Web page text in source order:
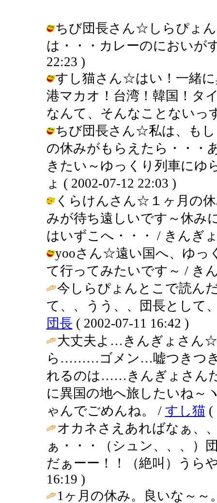
ちび団長さん☆しらぴょ
は・・・カレーのにおいが
22:23 )
すし猫さん☆はい！一緒
港マカオ！台湾！韓国！
なんて、そんなことないっ
ちび団長さん☆私は、も
の休みがもらえたら・・・
きたい～ゆっくり列車にゆ
ょ ( 2002-07-12 22:03 )
くらけんさん☆１ヶ月の
みが待ち遠しいです～休み
はいずこへ・・・ / きんぎ
yooさん☆遠い国へ、ゆっ
て行ってみたいです～ / き
今しらぴょんとこで読ん
て、、うう、、団長として
団長 ( 2002-07-11 16:42 )
大丈夫よ…きんぎょさん
ら………ゴメン…嘘つきつ
れるのは……きんぎょさん
に異国の地へ旅したいね
ゃんでごめんね。 / すし猫 (
オカネさえあればなぁ、
ぁ・・・（シュン、、、
だぁーー！！（絶叫）うら
16:19 )
1ヶ月の休み。良いな～